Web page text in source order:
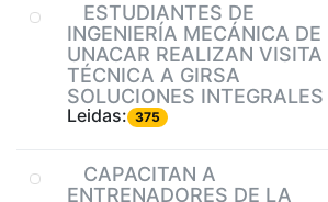
ESTUDIANTES DE
INGENIERÍA MECÁNICA DE
UNACAR REALIZAN VISITA
TÉCNICA A GIRSA
SOLUCIONES INTEGRALES
Leidas: 375
CAPACITAN A
ENTRENADORES DE LA